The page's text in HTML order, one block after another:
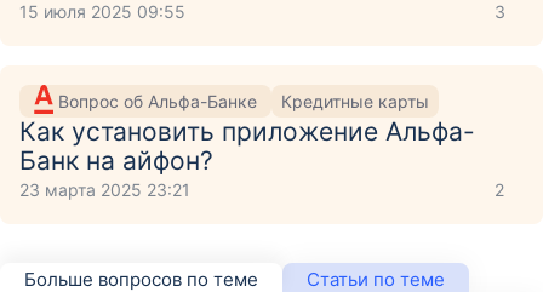
15 июля 2025 09:55 3
Вопрос об Альфа-Банке Кредитные карты
Как установить приложение Aльфа-
Банк на айфон?
23 марта 2025 23:21 2
Больше вопросов по теме Статьи по теме